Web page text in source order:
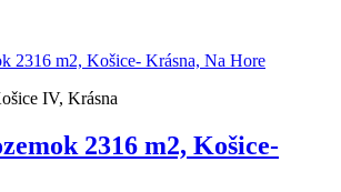
IV, Krásna
2316 m2, Košice-